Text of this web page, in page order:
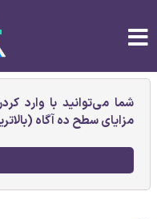
شما می‌توانید با وارد
مزایای سطح ده آگاه